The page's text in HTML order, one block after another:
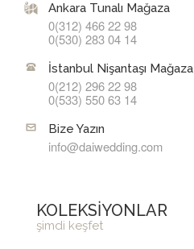
Ankara Tunalı Mağaza
0(312) 466 22 98
0(530) 283 04 14
İstanbul Nişantaşı Mağaza
0(212) 296 22 98
0(533) 550 63 14
Bize Yazın
info@daiwedding.com
KOLEKSİYONLAR
şimdi keşfet